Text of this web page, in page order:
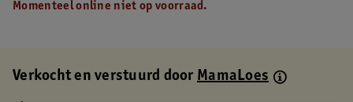
Momenteel online niet op voorraad.
Verkocht en verstuurd doorMamaLoes